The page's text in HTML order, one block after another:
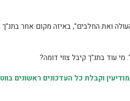
ואת החלבים", באיזה מקום אחר
וקבלת כל העדכונים ראשונים